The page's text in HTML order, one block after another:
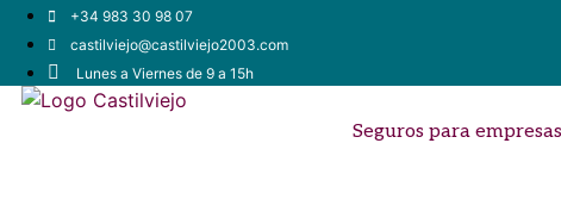
+34 983 30 98 07
castilviejo@castilviejo2003.com
Lunes a Viernes de 9 a 15h
Seguros para empresas